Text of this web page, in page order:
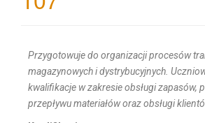
Przygotowuje do organizacji procesów
magazynowych i dystrybucyjnych.
kwalifikacje w zakresie obsługi zapasów,
przepływu materiałów oraz obsługi